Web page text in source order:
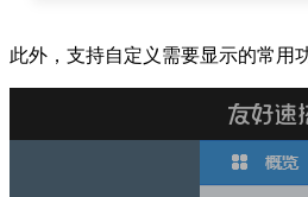
此外，支持自定义需要显示的常用